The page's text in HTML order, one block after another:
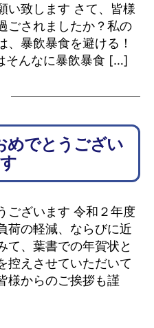
い致します さて、皆様
ごされましたか？私の
、暴飲暴食を避ける！
そんなに暴飲暴食 […]
ございます 令和２年度
荷の軽減、ならびに近
て、葉書での年賀状と
控えさせていただいて
様からのご挨拶も謹